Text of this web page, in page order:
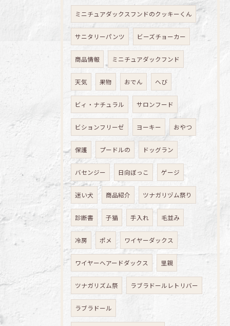
ミニチュアダックスフンドのクッキーくん
サニタリーパンツ ビーズチョーカー
商品情報 ミニチュアダックフンド
天気 果物 おでん へび
ビィ・ナチュラル サロンフード
ビションフリーゼ ヨーキー おやつ
保護 プードルの ドッグラン
バセンジー 日向ぼっこ ゲージ
迷い犬 商品紹介 ツナガリヅム祭り
診断書 子猫 手入れ 毛並み
冷房 ポメ ワイヤーダックス
ワイヤーヘアードダックス 里親
ツナガリズム祭 ラブラドールレトリバー
ラブラドール